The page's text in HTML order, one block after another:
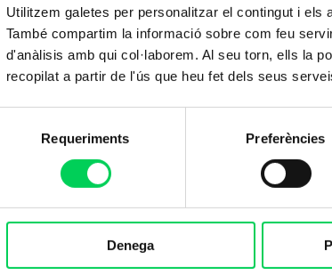
Utilitzem galetes per personalitzar el contingut i
També compartim la informació sobre com feu
d'anàlisis amb qui col·laborem. Al seu torn, ells la
recopilat a partir de l'ús que heu fet dels seus
Requeriments Preferències
Denega
resumint-ho així
podríem dir que es
de futbol que es juga